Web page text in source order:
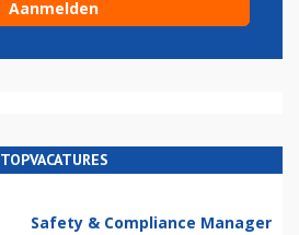
TOPVACATURES
Safety & Compliance Manager